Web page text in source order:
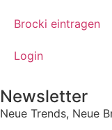
Brocki eintragen
Login
Newsletter
Neue Trends, Neue